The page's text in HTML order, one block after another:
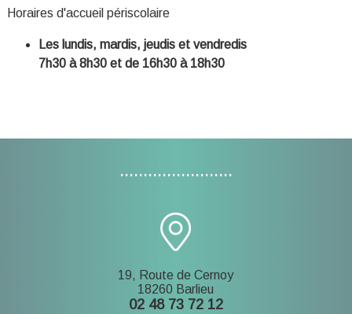
Horaires d'accueil périscolaire
Les lundis, mardis, jeudis et vendredis
7h30 à 8h30 et de 16h30 à 18h30
........................
19, Route de Cernoy
18260 Barlieu
02 48 73 72 12